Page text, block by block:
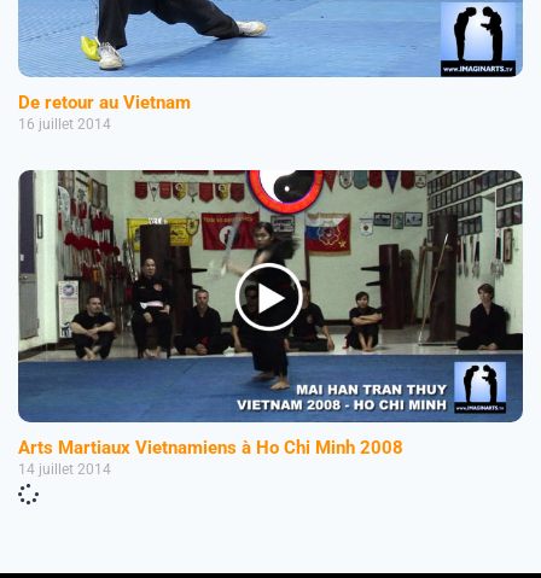
De retour au Vietnam
16 juillet 2014
Arts Martiaux Vietnamiens à Ho Chi Minh 2008
14 juillet 2014